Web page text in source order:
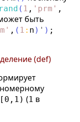
( 1 , ' prm ' ,
быть
' , ( 1 : n ) ' ) ;
(def)
[0,1) (1 в